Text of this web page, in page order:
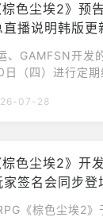
色尘埃2》预
播说明韩版更
、GAMFSN开发
（四）进行定
不在预定日程中
07-28
色尘埃2》开
签名会同步登
《棕色尘埃2